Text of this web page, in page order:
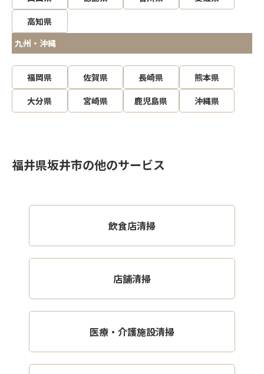
高知県
九州・沖縄
福岡県 佐賀県 長崎県
熊本県
大分県
宮崎県 鹿児島県 沖縄県
福井県坂井市の他のサービス
飲食店清掃
店舗清掃
医療・介護施設清掃